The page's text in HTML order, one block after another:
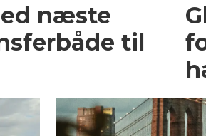
næste
til